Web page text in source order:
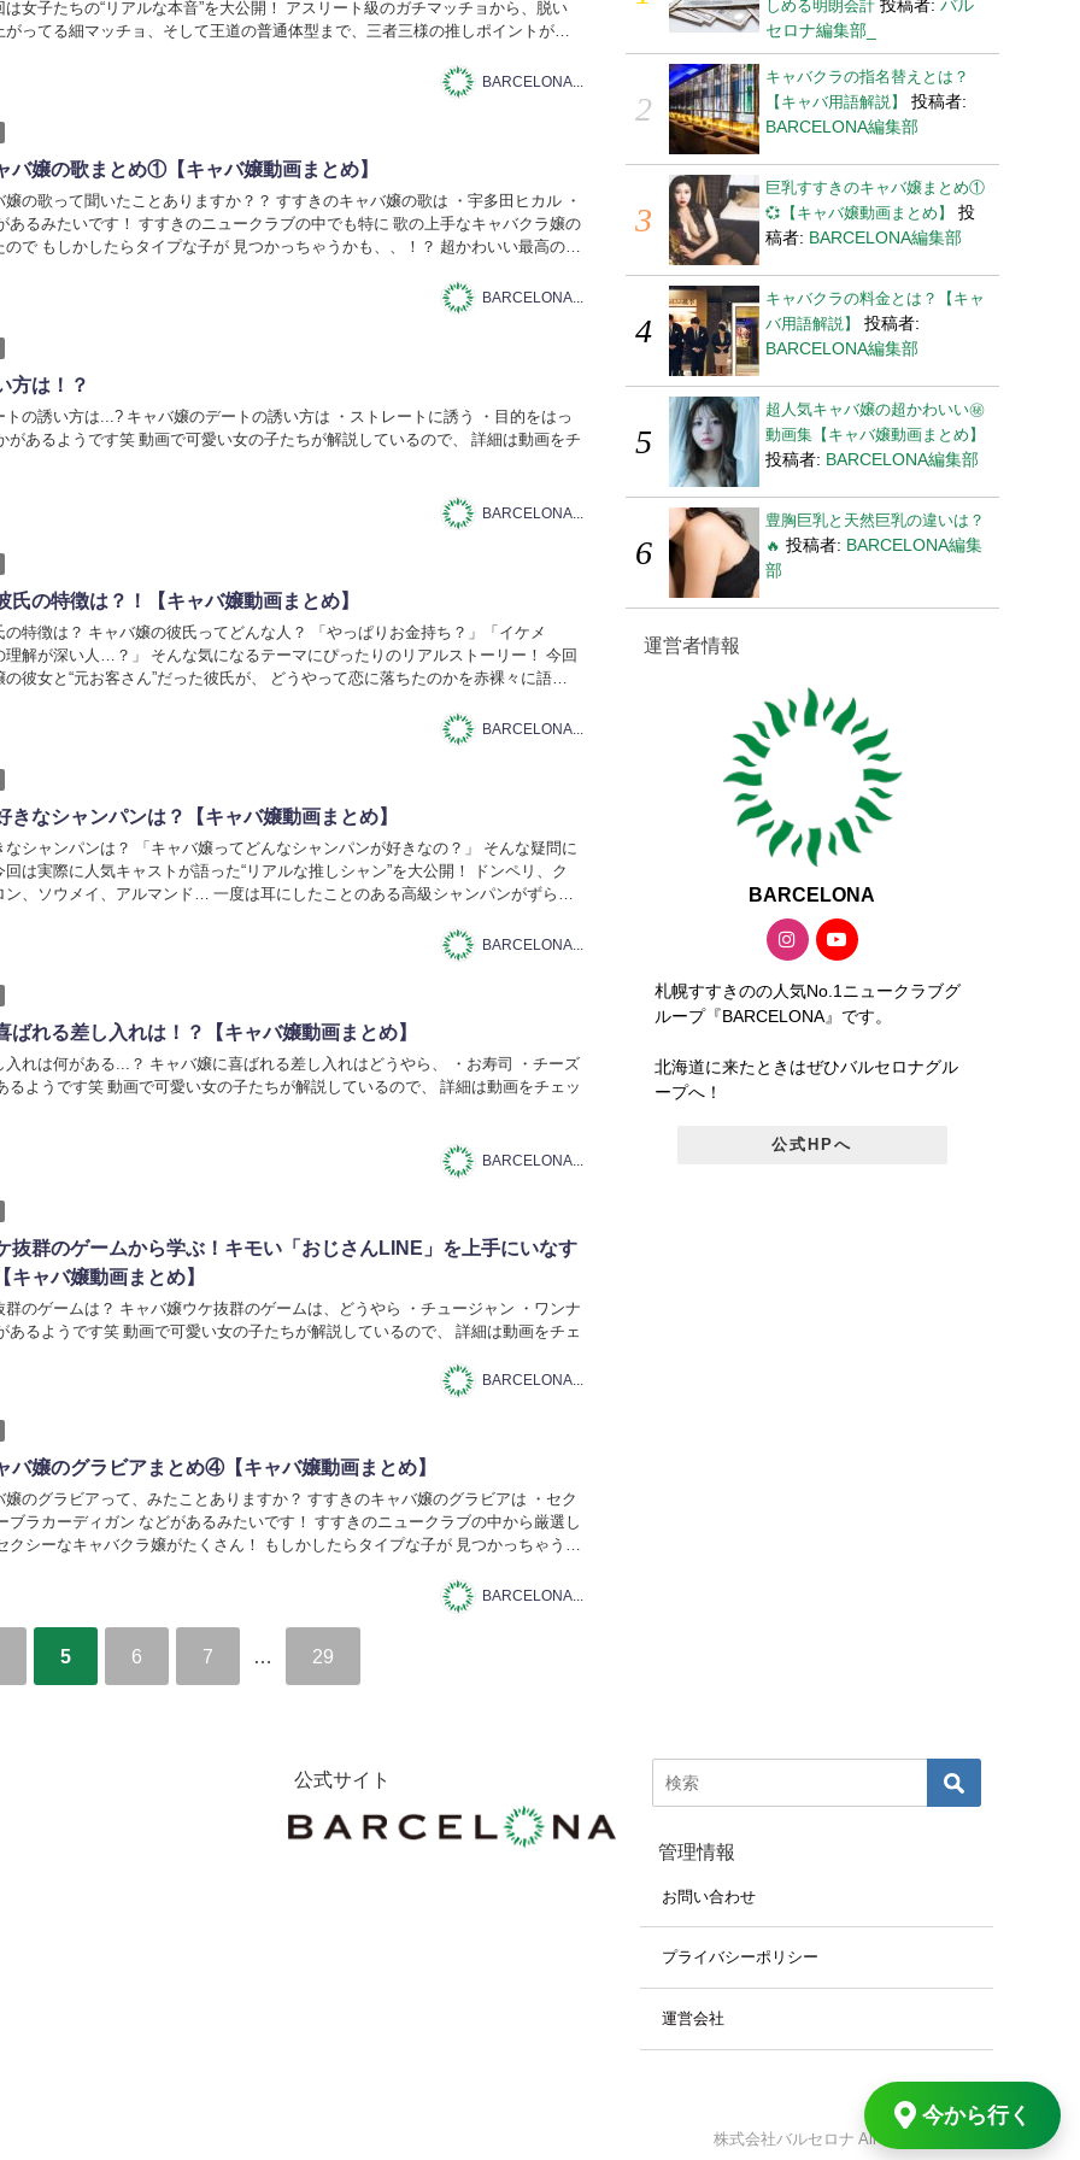
今から行く
は女子たちの“リアルな本音”を大公開！ アスリート級のガチマッチョから、脱い
がってる細マッチョ、そして王道の普通体型まで、三者三様の推しポイントが炸
BARCELONA編集部
バ嬢の歌まとめ①【キャバ嬢動画まとめ】
嬢の歌って聞いたことありますか？？ すすきのキャバ嬢の歌は ・宇多田ヒカル ・
あるみたいです！ すすきのニュークラブの中でも特に 歌の上手なキャバクラ嬢の
ので もしかしたらタイプな子が 見つかっちゃうかも、、！？ 超かわいい最高の姿
BARCELONA編集部
方は！？
トの誘い方は...? キャバ嬢のデートの誘い方は ・ストレートに誘う ・目的をはっ
があるようです笑 動画で可愛い女の子たちが解説しているので、 詳細は動画をチ
BARCELONA編集部
氏の特徴は？！【キャバ嬢動画まとめ】
の特徴は？ キャバ嬢の彼氏ってどんな人？ 「やっぱりお金持ち？」「イケメ
理解が深い人…？」 そんな気になるテーマにぴったりのリアルストーリー！ 今回
彼女と“元お客さん”だった彼氏が、 どうやって恋に落ちたのかを赤裸々に語る
BARCELONA編集部
きなシャンパンは？【キャバ嬢動画まとめ】
なシャンパンは？ 「キャバ嬢ってどんなシャンパンが好きなの？」 そんな疑問に
は実際に人気キャストが語った“リアルな推しシャン”を大公開！ ドンペリ、ク
ン、ソウメイ、アルマンド… 一度は耳にしたことのある高級シャンパンがずら
BARCELONA編集部
ばれる差し入れは！？【キャバ嬢動画まとめ】
入れは何がある...？ キャバ嬢に喜ばれる差し入れはどうやら、 ・お寿司 ・チーズ
るようです笑 動画で可愛い女の子たちが解説しているので、 詳細は動画をチェッ
BARCELONA編集部
抜群のゲームから学ぶ！キモい「おじさんLINE」を上手にいなす
キャバ嬢動画まとめ】
群のゲームは？ キャバ嬢ウケ抜群のゲームは、どうやら ・チュージャン ・ワンナ
あるようです笑 動画で可愛い女の子たちが解説しているので、 詳細は動画をチェ
BARCELONA編集部
バ嬢のグラビアまとめ④【キャバ嬢動画まとめ】
嬢のグラビアって、みたことありますか？ すすきのキャバ嬢のグラビアは ・セク
ブラカーディガン などがあるみたいです！ すすきのニュークラブの中から厳選し
クシーなキャバクラ嬢がたくさん！ もしかしたらタイプな子が 見つかっちゃうか
BARCELONA編集部
5 6 7 … 29
しめる明朗会計 投稿者: バル
セロナ編集部_
キャバクラの指名替えとは？
【キャバ用語解説】
投稿者:
BARCELONA編集部
巨乳すすきのキャバ嬢まとめ①
💞【キャバ嬢動画まとめ】
投
稿者: BARCELONA編集部
キャバクラの料金とは？【キャ
バ用語解説】
投稿者:
BARCELONA編集部
超人気キャバ嬢の超かわいい㊙
動画集【キャバ嬢動画まとめ】
投稿者: BARCELONA編集部
豊胸巨乳と天然巨乳の違いは？
🔥 投稿者: BARCELONA編集
部
運営者情報
BARCELONA
札幌すすきのの人気No.1ニュークラブグ
ループ『BARCELONA』です。
北海道に来たときはぜひバルセロナグル
ープへ！
公式HPへ
公式サイト
管理情報
お問い合わせ
プライバシーポリシー
運営会社
株式会社バルセロナ All Rights Reserved.